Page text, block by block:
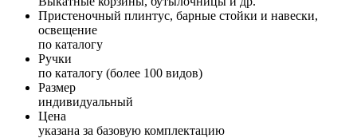
Пристеночный плинтус, барные стойки и навески,
освещение
по каталогу
Ручки
по каталогу (более 100 видов)
Размер
индивидуальный
Цена
указана за базовую комплектацию